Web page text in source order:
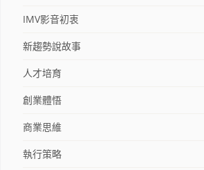
IMV影音初衷
新趨勢說故事
人才培育
創業體悟
商業思維
執行策略